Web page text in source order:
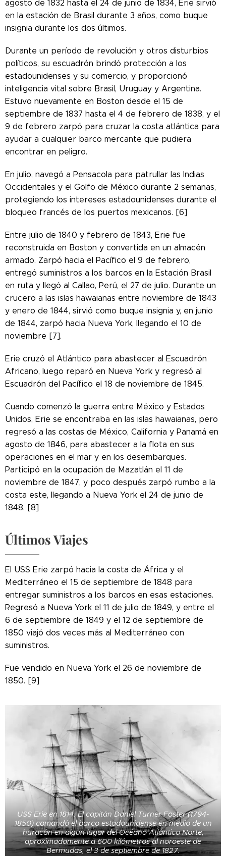
agosto de 1832 hasta el 24 de junio de 1834, Erie sirvió
en la estación de Brasil durante 3 años, como buque
insignia durante los dos últimos.
Durante un período de revolución y otros disturbios
políticos, su escuadrón brindó protección a los
estadounidenses y su comercio, y proporcionó
inteligencia vital sobre Brasil, Uruguay y Argentina.
Estuvo nuevamente en Boston desde el 15 de
septiembre de 1837 hasta el 4 de febrero de 1838, y el
9 de febrero zarpó para cruzar la costa atlántica para
ayudar a cualquier barco mercante que pudiera
encontrar en peligro.
En julio, navegó a Pensacola para patrullar las Indias
Occidentales y el Golfo de México durante 2 semanas,
protegiendo los intereses estadounidenses durante el
bloqueo francés de los puertos mexicanos. [6]
Entre julio de 1840 y febrero de 1843, Erie fue
reconstruida en Boston y convertida en un almacén
armado. Zarpó hacia el Pacífico el 9 de febrero,
entregó suministros a los barcos en la Estación Brasil
en ruta y llegó al Callao, Perú, el 27 de julio. Durante un
crucero a las islas hawaianas entre noviembre de 1843
y enero de 1844, sirvió como buque insignia y, en junio
de 1844, zarpó hacia Nueva York, llegando el 10 de
noviembre [7].
Erie cruzó el Atlántico para abastecer al Escuadrón
Africano, luego reparó en Nueva York y regresó al
Escuadrón del Pacífico el 18 de noviembre de 1845.
Cuando comenzó la guerra entre México y Estados
Unidos, Erie se encontraba en las islas hawaianas, pero
regresó a las costas de México, California y Panamá en
agosto de 1846, para abastecer a la flota en sus
operaciones en el mar y en los desembarques.
Participó en la ocupación de Mazatlán el 11 de
noviembre de 1847, y poco después zarpó rumbo a la
costa este, llegando a Nueva York el 24 de junio de
1848. [8]
Últimos Viajes
El USS Erie zarpó hacia la costa de África y el
Mediterráneo el 15 de septiembre de 1848 para
entregar suministros a los barcos en esas estaciones.
Regresó a Nueva York el 11 de julio de 1849, y entre el
6 de septiembre de 1849 y el 12 de septiembre de
1850 viajó dos veces más al Mediterráneo con
suministros.
Fue vendido en Nueva York el 26 de noviembre de
1850. [9]
USS Erie en 1814. El capitán Daniel Turner Foster (1794-
1850) comandó el barco estadounidense en medio de un
huracán en algún lugar del Océano Atlántico Norte,
aproximadamente a 600 kilómetros al noroeste de
Bermudas, el 3 de septiembre de 1827.